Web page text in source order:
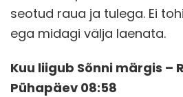
seotud raua ja tulega. Ei
ega midagi välja laenata.
Kuu liigub Sõnni märgis –
Pühapäev 08:58